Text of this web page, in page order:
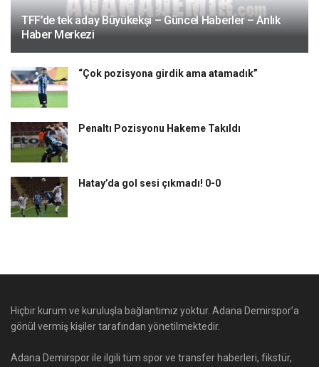
TFF’de tek aday Büyükekşi – Güncel Haberler – Anlık
Haber Merkezi
“Çok pozisyona girdik ama atamadık”
Penaltı Pozisyonu Hakeme Takıldı
Hatay’da gol sesi çıkmadı! 0-0
Hiçbir kurum ve kuruluşla bağlantımız yoktur. Adana Demirspor’a
gönül vermiş kişiler tarafından yönetilmektedir.
Adana Demirspor ile ilgili tüm spor ve transfer haberleri, fikstür,